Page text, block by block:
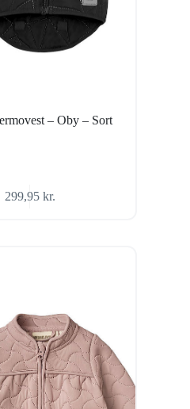
– Oby – Sort
299,95 kr.